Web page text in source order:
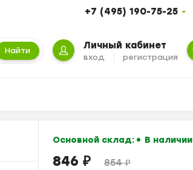
+7 (495) 190-75-25
Найти Личный кабинет
вход регистрация
Основной склад: В наличии
846 ₽ 854₽